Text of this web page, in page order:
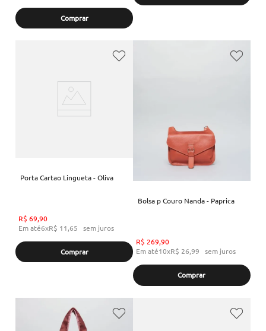
Comprar
Porta Cartao Lingueta - Oliva
R$ 69,90
Em até6xR$ 11,65 sem juros
Comprar
Bolsa p Couro Nanda - Paprica
R$ 269,90
Em até10xR$ 26,99 sem juros
Comprar